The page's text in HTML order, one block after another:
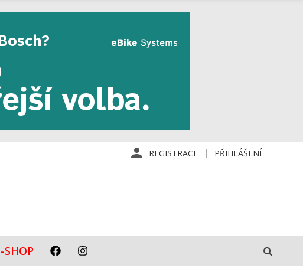
REGISTRACE PŘIHLÁŠENÍ
SHOP